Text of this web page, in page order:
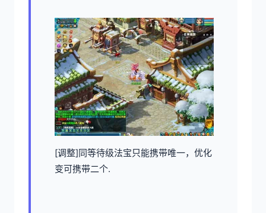
[调整]同等待级法宝只能携带唯一，优化
变可携带二个.